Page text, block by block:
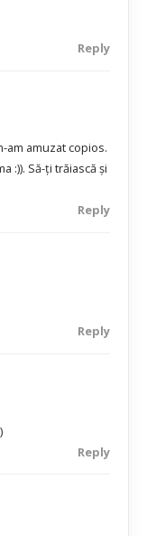
Reply
am amuzat copios.
:)). Să-ți trăiască și
Reply
Reply
Reply